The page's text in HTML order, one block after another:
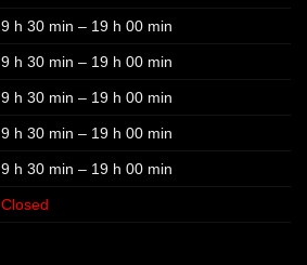
9 h 30 min – 19 h 00 min
9 h 30 min – 19 h 00 min
9 h 30 min – 19 h 00 min
9 h 30 min – 19 h 00 min
9 h 30 min – 19 h 00 min
Closed